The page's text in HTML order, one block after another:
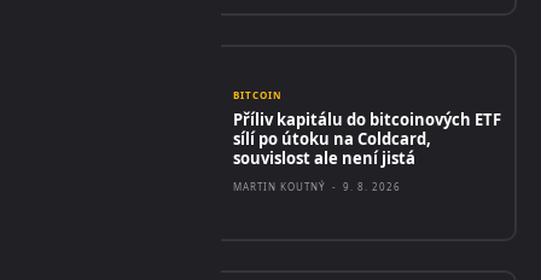
BITCOIN
Příliv kapitálu do bitcoinových ETF
sílí po útoku na Coldcard,
souvislost ale není jistá
MARTIN KOUTNÝ - 9. 8. 2026